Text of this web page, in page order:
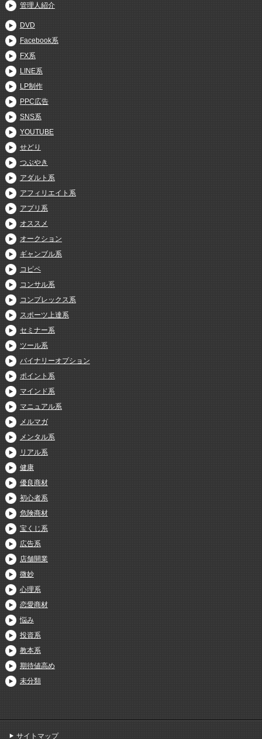
管理人紹介
DVD
Facebook系
FX系
LINE系
LP制作
PPC広告
SNS系
YOUTUBE
せどり
つぶやき
アダルト系
アフィリエイト系
アプリ系
オススメ
オークション
ギャンブル系
コピペ
コンサル系
コンプレックス系
スポーツ上達系
セミナー系
ツール系
バイナリーオプション
ポイント系
マインド系
マニュアル系
メルマガ
メンタル系
リアル系
健康
優良商材
初心者系
危険商材
宝くじ系
広告系
店舗開業
微妙
心理系
恋愛商材
悩み
投資系
教本系
期待値高め
未分類
サイトマップ